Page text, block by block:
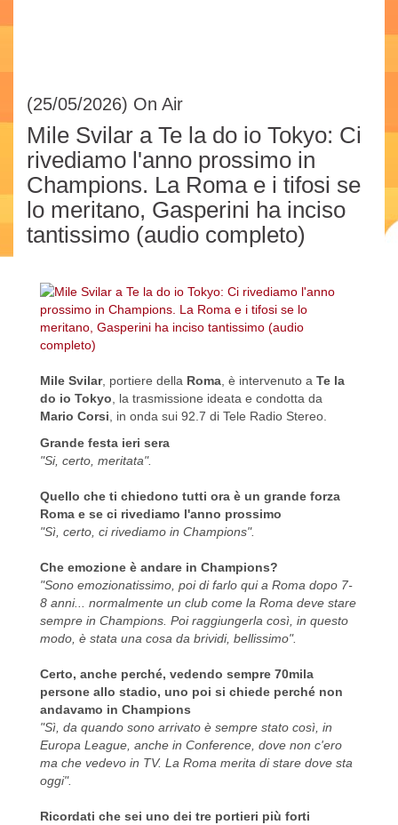
(25/05/2026) On Air
Mile Svilar a Te la do io Tokyo: Ci
rivediamo l'anno prossimo in
Champions. La Roma e i tifosi se
lo meritano, Gasperini ha inciso
tantissimo (audio completo)
Mile Svilar, portiere della Roma, è intervenuto a Te la
do io Tokyo, la trasmissione ideata e condotta da
Mario Corsi, in onda sui 92.7 di Tele Radio Stereo.
Grande festa ieri sera
"Si, certo, meritata".
Quello che ti chiedono tutti ora è un grande forza
Roma e se ci rivediamo l'anno prossimo
"Sì, certo, ci rivediamo in Champions".
Che emozione è andare in Champions?
"Sono emozionatissimo, poi di farlo qui a Roma dopo 7-
8 anni... normalmente un club come la Roma deve stare
sempre in Champions. Poi raggiungerla così, in questo
modo, è stata una cosa da brividi, bellissimo".
Certo, anche perché, vedendo sempre 70mila
persone allo stadio, uno poi si chiede perché non
andavamo in Champions
"Sì, da quando sono arrivato è sempre stato così, in
Europa League, anche in Conference, dove non c'ero
ma che vedevo in TV. La Roma merita di stare dove sta
oggi".
Ricordati che sei uno dei tre portieri più forti